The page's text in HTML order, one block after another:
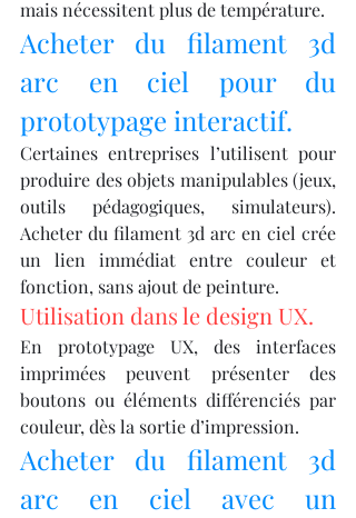
mais nécessitent plus de température.
Acheter du filament 3d
arc en ciel pour du
prototypage interactif.
Certaines entreprises l’utilisent pour
produire des objets manipulables (jeux,
outils pédagogiques, simulateurs).
Acheter du filament 3d arc en ciel crée
un lien immédiat entre couleur et
fonction, sans ajout de peinture.
Utilisation dans le design UX.
En prototypage UX, des interfaces
imprimées peuvent présenter des
boutons ou éléments différenciés par
couleur, dès la sortie d’impression.
Acheter du filament 3d
arc en ciel avec un